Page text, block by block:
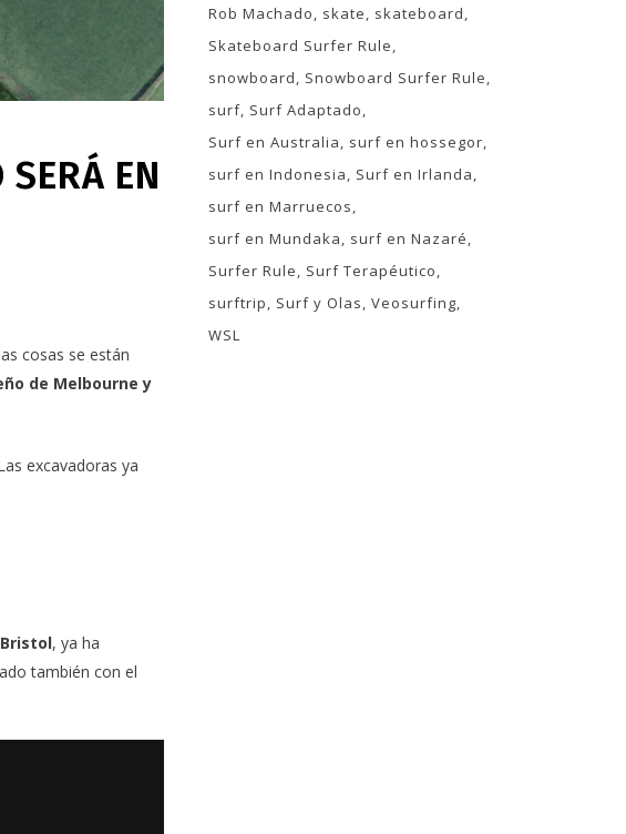
EN
cosas se están
de Melbourne y
excavadoras ya
, ya ha
también con el
Rob Machado
skate
skateboard
Skateboard Surfer Rule
snowboard
Snowboard Surfer Rule
surf Surf Adaptado
Surf en Australia
surf en hossegor
surf en Indonesia
Surf en Irlanda
surf en Marruecos
surf en Mundaka
surf en Nazaré
Surfer Rule
Surf Terapéutico
surftrip
Surf y Olas Veosurfing
WSL